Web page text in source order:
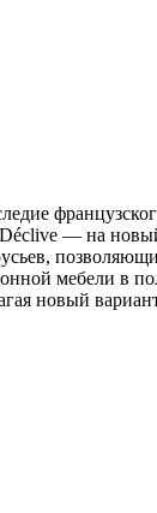
— на
мебели в
новый